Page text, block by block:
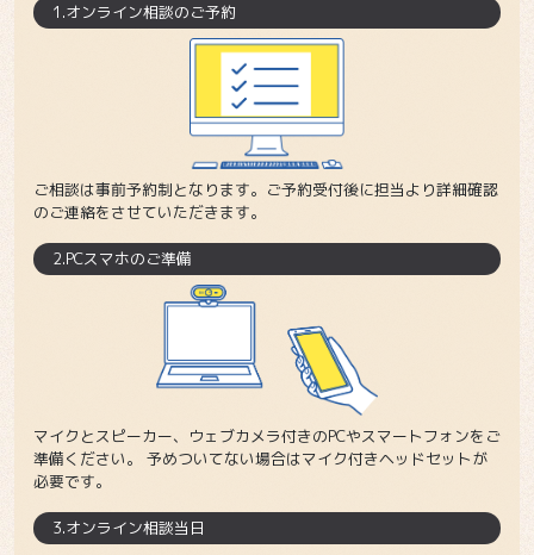
1.オンライン相談のご予約
ご相談は事前予約制となります。ご予約受付後に担当より詳細確認
のご連絡をさせていただきます。
2.PCスマホのご準備
マイクとスピーカー、ウェブカメラ付きのPCやスマートフォンをご
準備ください。 予めついてない場合はマイク付きヘッドセットが
必要です。
3.オンライン相談当日